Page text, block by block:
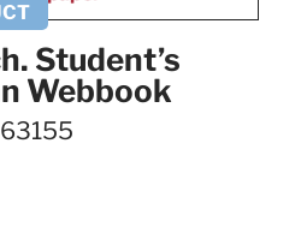
Student’s
Webbook